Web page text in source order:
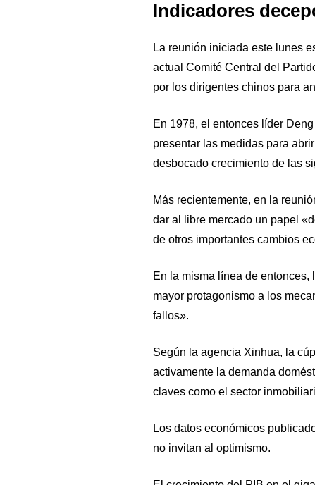
Indicadores
La reunión iniciada este lunes
actual Comité Central del
por los dirigentes chinos para
En 1978, el entonces líder
presentar las medidas para
desbocado crecimiento de las
Más recientemente, en la
dar al libre mercado un papel
de otros importantes cambios
En la misma línea de
mayor protagonismo a los
fallos».
Según la agencia Xinhua, la
activamente la demanda
claves como el sector
Los datos económicos
no invitan al optimismo.